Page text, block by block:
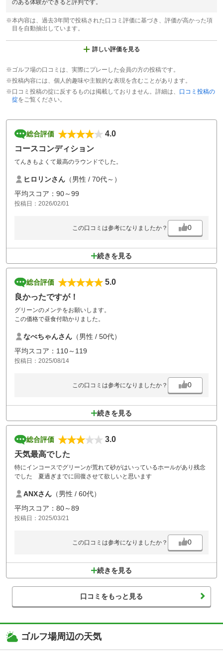
のある体験ができると評判です。
※本内容は、過去3年間で投稿された口コミ評価に基づき、評価が高かった項
目を自動抽出しています。
詳しい評価を見る
※ゴルフ場の口コミは、実際にプレーした会員の方の投稿です。
※投稿内容には、個人的趣味や主観的な表現を含むことがあります。
※口コミ投稿の掟に反するものは掲載しておりません。詳細は、 口コミ投稿の
掟をご覧ください。
総合評価
4.0
コースコンディション
てんきもよくて最高のラウンドでした。
ヒロリンさん （男性 / 70代～）
平均スコア：90～99
投稿日：2026/02/01
この口コミは参考になりましたか？ 0
続きを見る
総合評価
5.0
良かったですが！
グリーンのメンテをお願いします。
この価格で昼食付助かりました。
なべちゃんさん （男性 / 50代）
平均スコア：110～119
投稿日：2025/08/14
この口コミは参考になりましたか？ 0
続きを見る
総合評価
3.0
天気最高でした
特にインコースでグリーンが荒れて砂がはいっているホールがあり残念
でした 夏過ぎまでに回復させて欲しいと思います
ANXさん （男性 / 60代）
平均スコア：80～89
投稿日：2025/03/21
この口コミは参考になりましたか？ 0
続きを見る
口コミをもっと見る
ゴルフ場周辺の天気